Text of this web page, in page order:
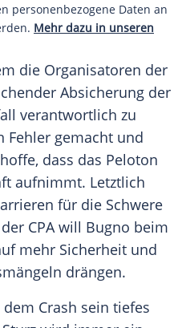
personenbezogene Daten an
Mehr dazu in unseren
die Organisatoren der
Absicherung der
verantwortlich zu
Fehler gemacht und
dass das Peloton
aufnimmt. Letztlich
für die Schwere
CPA will Bugno beim
mehr Sicherheit und
drängen.
Crash sein tiefes